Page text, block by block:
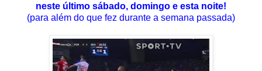
neste último sábado, domingo e esta noite!
(para além do que fez durante a semana passada)